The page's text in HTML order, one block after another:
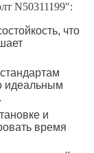
N50311199":
что
идеальным
и
время